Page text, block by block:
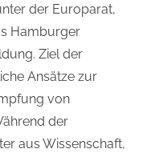
der Europarat,
Hamburger
Ziel der
Ansätze zur
von
der
aus Wissenschaft,